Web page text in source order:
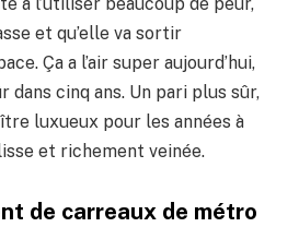
et qu’elle va sortir
Ça a l’air super aujourd’hui,
dans cinq ans. Un pari plus sûr,
luxueux pour les années à
et richement veinée.
de carreaux de métro